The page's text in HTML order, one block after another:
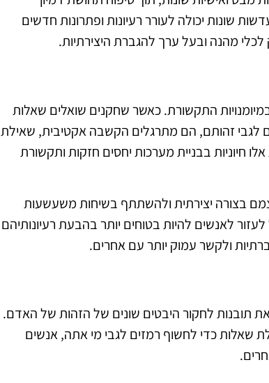
שונות יכולה לעורר רעיונות ופתרונות חדשים
מהנה ובעל ערך להגברת היצירתיות.
התקשורת. כאשר שחקנים שואלים שאלות
לגבי זהותם, הם מתרגלים הקשבה אקטיבית, שאילת
חיוניות בבניית מערכות יחסים חזקות ותקשורת
בצורה יצירתית ולהשתתף בשיחות משעשעות
לאנשים להיות בטוחים יותר בהבעת רעיונותיהם
ולקשר עמוק יותר עם אחרים.
תובנות לחקור היבטים שונים של הזהות של האדם.
שאלות כדי לחשוף רמזים לגבי מי אתה, אנשים